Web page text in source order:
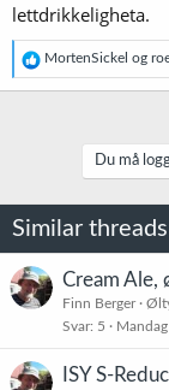
lettdrikkeligheta.
R
e
a
r
MortenSickel og
Du må
Similar threads
Cream Ale,
Finn Berger
Svar 5
ISY S-